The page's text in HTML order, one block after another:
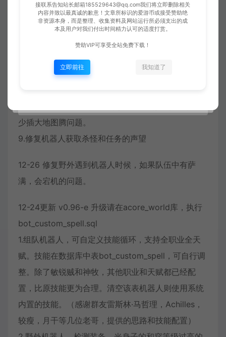
6.修复鸟德使用战复，修复猎人机器人不会复活自己
宝宝问题
7.优化机器人吃喝，开打boss之前玩家选中boss，那
么机器人会吃喝回满状态（之前一直是回复到75%就
少插大地图腾问题。
9.修复机器人获取杀怪和任务的声望
12-26 修复野外遇到机器人时候，如果队伍中有萨
满，会宕机的问题。
12-24更新 v0.96-e 升级请在acore_world库，执行
bot_custom_spell.sql
1.组队机器人，可自定义技能循环，支持全职业全天
赋。技能在数据库中表bot_custom_spell，可自行调
整。除了敏锐贼和神牧，其他职业和天赋都已经配
置，比原技能更为合理。清空该表机器人则使用系统
内置的技能。（感谢群友雷斯林·马哲理，Achilles，
较瘦，月干等几位老哥，提供的思路和技能配置）
接联系告知站长邮箱185529643@qq.com我们将立即删除相关
内容并致以最真诚的歉意！文章所标识的爱游币或接受赞助绝
非资源本身，而是整理、收集资料及网站运行所必须支出的成
本及用户对我们付出时间精力认可的适度打赏。
赞助VIP可享受全站免费下载！
立即前往 我知道了